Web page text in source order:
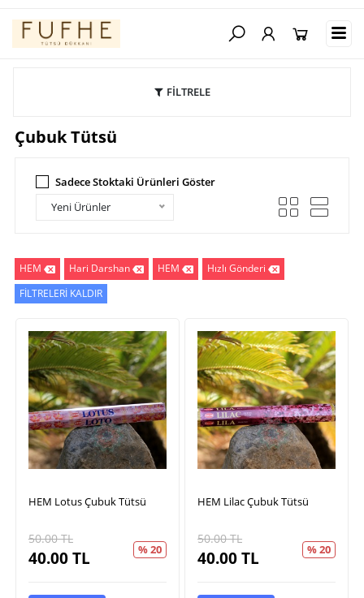
FİLTRELE
Çubuk Tütsü
Sadece Stoktaki Ürünleri Göster
Yeni Ürünler
HEM Hari Darshan HEM
Hızlı Gönderi
FİLTRELERİ KALDIR
HEM Lotus Çubuk Tütsü
50.00TL
40.00TL % 20
HEM Lilac Çubuk Tütsü
50.00TL
40.00TL % 20